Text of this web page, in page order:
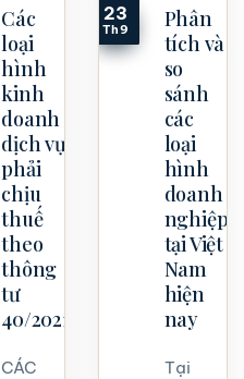
Các
loại
hình
kinh
doanh
dịch vụ
phải
chịu
thuế
theo
thông
tư
40/2021
CÁC
Phân
tích và
so
sánh
các
loại
hình
doanh
nghiệp
tại Việt
Nam
hiện
nay
Tại
23
Th9